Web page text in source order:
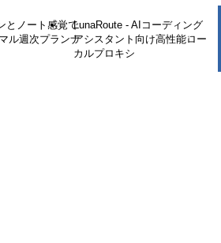
とノート感覚で
ル週次プランナ
LunaRoute - AIコーディング
アシスタント向け高性能ロー
カルプロキシ